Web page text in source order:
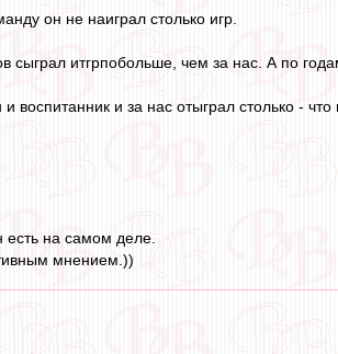
он не наиграл столько игр.
сыграл итгрпобольше, чем за нас. А по
и за нас отыграл столько - что
есть на самом деле.
мнением.))